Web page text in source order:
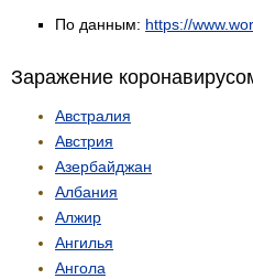
По данным: https://
Заражение
Австралия
Австрия
Азербайджан
Албания
Алжир
Ангилья
Ангола